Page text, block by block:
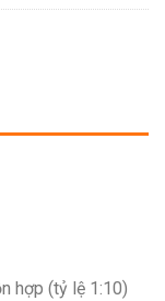
hợp (tỷ lệ 1:10)